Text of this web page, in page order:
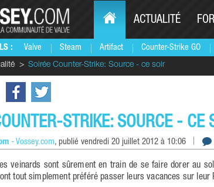
: Valve Steam Artifact Counter-Strike GO
ACTUALITÉ
Soirée Counter-Strike: Source - ce soir
STRIKE: SOURCE - CE
- Vossey.com, publié vendredi 20 juillet 2012 à 10:06
veinards sont sûrement en train de se faire dorer au
tout simplement préféré passer leurs vacances sur leur